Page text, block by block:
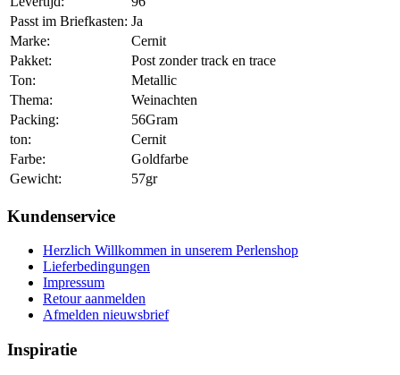
Passt im Briefkasten: Ja
Marke:
Cernit
Pakket:
Post zonder track en trace
Ton:
Metallic
Thema:
Weinachten
Packing:
56Gram
ton:
Cernit
Farbe:
Goldfarbe
Gewicht:
57gr
Kundenservice
Herzlich Willkommen in unserem Perlenshop
Lieferbedingungen
Impressum
Retour aanmelden
Afmelden nieuwsbrief
Inspiratie